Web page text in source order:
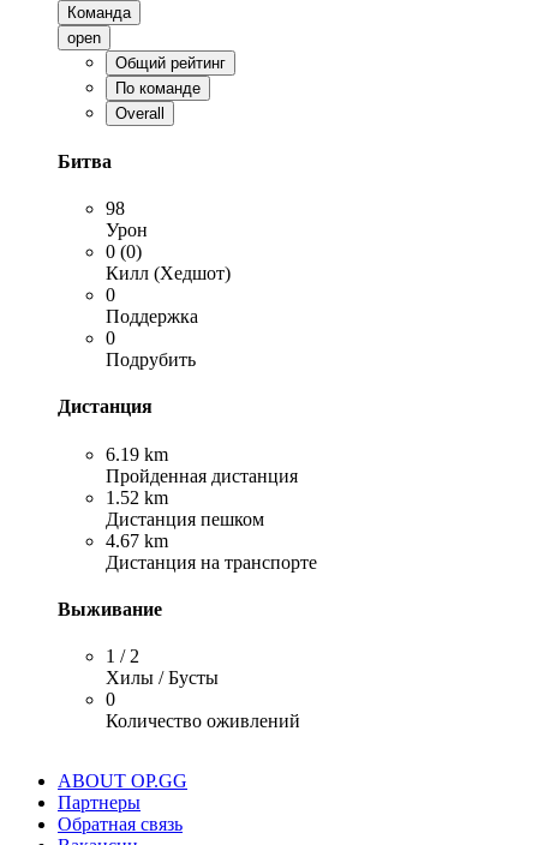
Команда
open
Общий рейтинг
По команде
Overall
Битва
98
Урон
0 (0)
Килл (Хедшот)
0
Поддержка
0
Подрубить
Дистанция
6.19 km
Пройденная дистанция
1.52 km
Дистанция пешком
4.67 km
Дистанция на транспорте
Выживание
1 / 2
Хилы / Бусты
0
Количество оживлений
ABOUT OP.GG
Партнеры
Обратная связь